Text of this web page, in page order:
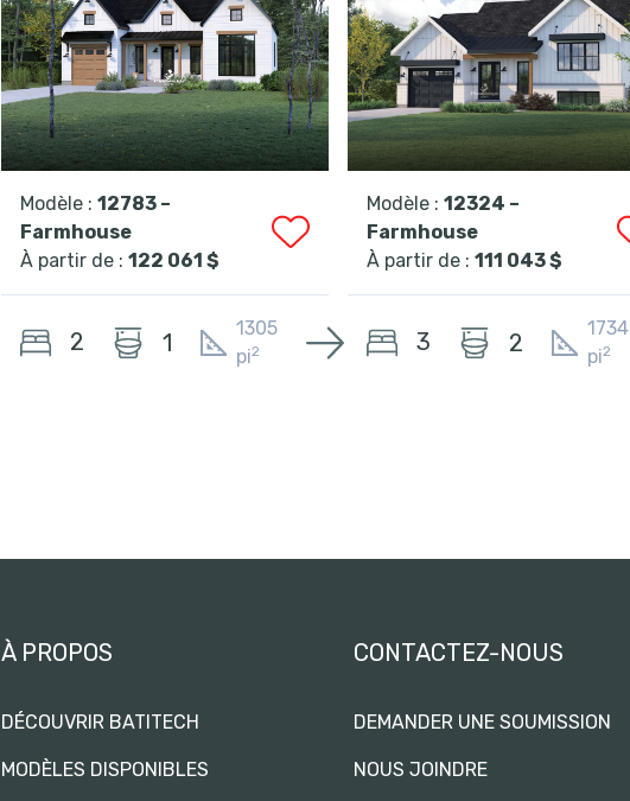
Modèle :12783 –
Farmhouse
À partir de :122 061 $
2 1
1305
pi2
Modèle : 12324 –
Farmhouse
À partir de : 111 043 $
3 2
1734
pi2
À PROPOS
DÉCOUVRIR BATITECH
MODÈLES DISPONIBLES
CONTACTEZ-NOUS
DEMANDER UNE SOUMISSION
NOUS JOINDRE